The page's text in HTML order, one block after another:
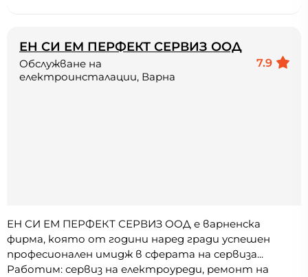
ЕН СИ ЕМ ПЕРФЕКТ СЕРВИЗ ООД
7.9
Обслужване на
електроинсталации, Варна
ЕН СИ ЕМ ПЕРФЕКТ СЕРВИЗ ООД е варненска
фирма, която от години наред гради успешен
професионален имидж в сферата на сервиза...
Работим: сервиз на електроуреди, ремонт на